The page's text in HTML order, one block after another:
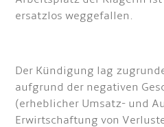
ersatzlos weggefallen.
Der Kündigung lag
aufgrund der negativen
(erheblicher Umsatz- und
Erwirtschaftung von